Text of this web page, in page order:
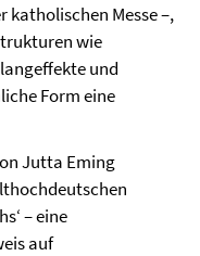
Messe –,
wie
und
Form eine
Jutta Eming
– eine
auf